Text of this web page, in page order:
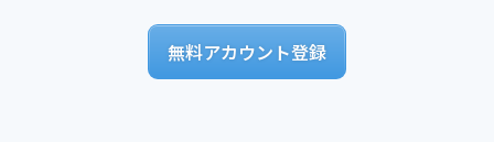
無料アカウント登録